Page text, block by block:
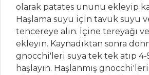
PILAV VE
MAKARNA
Hamsili Pırasalı
Pilav
olarak patates ununu ekleyip
Haşlama suyu için tavuk suyu
tencereye alın. İçine tereyağı
ekleyin. Kaynadıktan sonra
gnocchi'leri suya tek tek atıp 4-
haşlayın. Haşlanmış